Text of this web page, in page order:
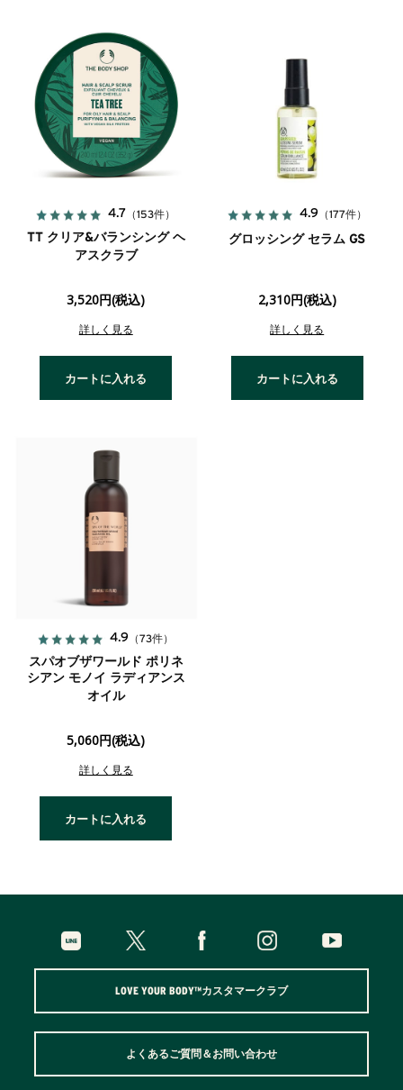
4.7 （153件）
TT クリア&バランシング ヘ
アスクラブ
3,520円(税込)
詳しく見る
カートに入れる
4.9 （177件）
グロッシング セラム GS
2,310円(税込)
詳しく見る
カートに入れる
4.9 （73件）
スパオブザワールド ポリネ
シアン モノイ ラディアンス
オイル
5,060円(税込)
詳しく見る
カートに入れる
LOVE YOUR BODY™カスタマークラブ
よくあるご質問＆お問い合わせ